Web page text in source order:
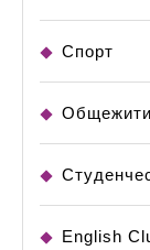
Спорт
English